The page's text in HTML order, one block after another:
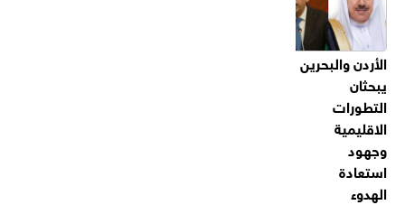
الأردن والبحرين
يبحثان
التطورات
الاقليمية
وجهود
استعادة
الهدوء